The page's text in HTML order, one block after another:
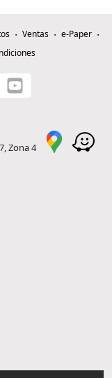
Ventas
e-Paper
Zona 4